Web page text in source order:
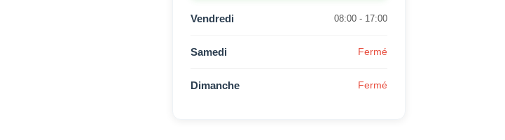
Vendredi 08:00 - 17:00
Samedi Fermé
Dimanche Fermé